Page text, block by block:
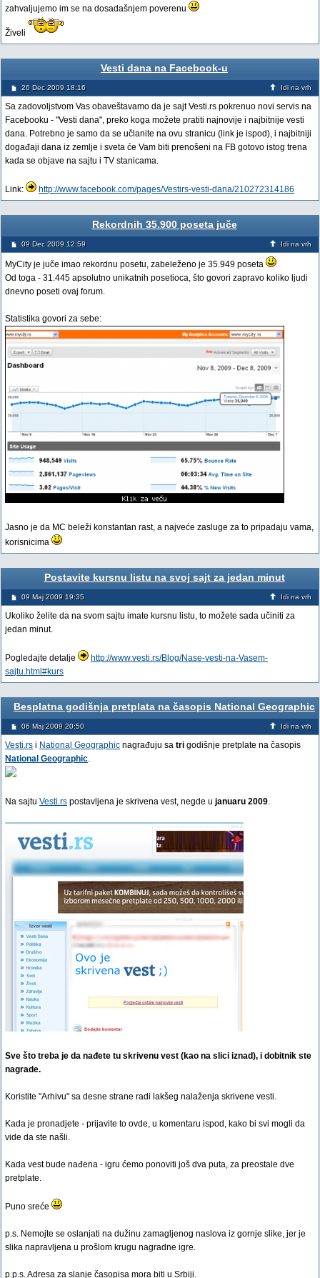
zahvaljujemo im se na dosadašnjem poverenu
Živeli
Vesti dana na Facebook-u
26 Dec 2009 18:16 Idi na vrh
Sa zadovoljstvom Vas obaveštavamo da je sajt Vesti.rs pokrenuo novi servis na
Facebooku - "Vesti dana", preko koga možete pratiti najnovije i najbitnije vesti
dana. Potrebno je samo da se učlanite na ovu stranicu (link je ispod), i najbitniji
događaji dana iz zemlje i sveta će Vam biti prenošeni na FB gotovo istog trena
kada se objave na sajtu i TV stanicama.
Link: http://www.facebook.com/pages/Vestirs-vesti-dana/210272314186
Rekordnih 35.900 poseta juče
09 Dec 2009 12:59 Idi na vrh
MyCity je juče imao rekordnu posetu, zabeleženo je 35.949 poseta
Od toga - 31.445 apsolutno unikatnih posetioca, što govori zapravo koliko ljudi
dnevno poseti ovaj forum.
Statistika govori za sebe:
Jasno je da MC beleži konstantan rast, a najveće zasluge za to pripadaju vama,
korisnicima
Postavite kursnu listu na svoj sajt za jedan minut
09 Maj 2009 19:35 Idi na vrh
Ukoliko želite da na svom sajtu imate kursnu listu, to možete sada učiniti za
jedan minut.
Pogledajte detalje
http://www.vesti.rs/Blog/Nase-vesti-na-Vasem-
sajtu.html#kurs
Besplatna godišnja pretplata na časopis National Geographic
06 Maj 2009 20:50 Idi na vrh
Vesti.rs i National Geographic nagrađuju sa tri godišnje pretplate na časopis
National Geographic.
Na sajtu Vesti.rs postavljena je skrivena vest, negde u januaru 2009.
Sve što treba je da nađete tu skrivenu vest (kao na slici iznad), i dobitnik ste
nagrade.
Koristite "Arhivu" sa desne strane radi lakšeg nalaženja skrivene vesti.
Kada je pronadjete - prijavite to ovde, u komentaru ispod, kako bi svi mogli da
vide da ste našli.
Kada vest bude nađena - igru ćemo ponoviti još dva puta, za preostale dve
pretplate.
Puno sreće
p.s. Nemojte se oslanjati na dužinu zamagljenog naslova iz gornje slike, jer je
slika napravljena u prošlom krugu nagradne igre.
p.p.s. Adresa za slanje časopisa mora biti u Srbiji.